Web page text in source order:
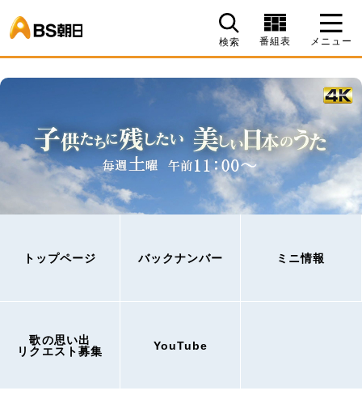
検索 番組表 メニュー
トップページ バックナンバー ミニ情報
歌の思い出
リクエスト募集
YouTube